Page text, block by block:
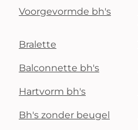
Voorgevormde bh's
Bralette
Balconnette bh's
Hartvorm bh's
Bh's zonder beugel